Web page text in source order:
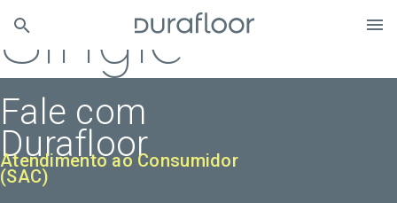
Single
Fale com
Durafloor
Atendimento ao Consumidor
(SAC)